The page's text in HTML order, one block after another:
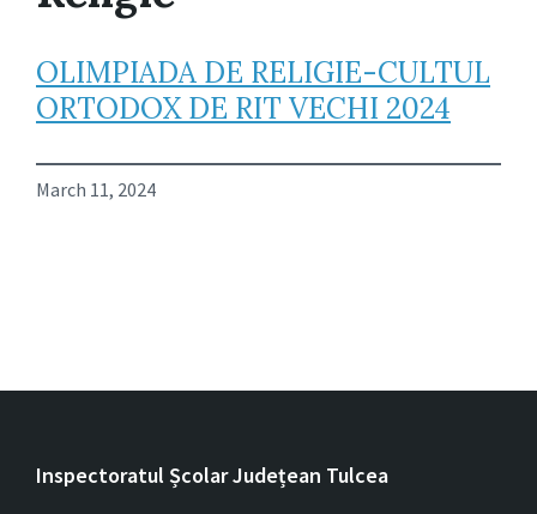
OLIMPIADA DE RELIGIE-CULTUL
ORTODOX DE RIT VECHI 2024
March 11, 2024
Inspectoratul Școlar Județean Tulcea